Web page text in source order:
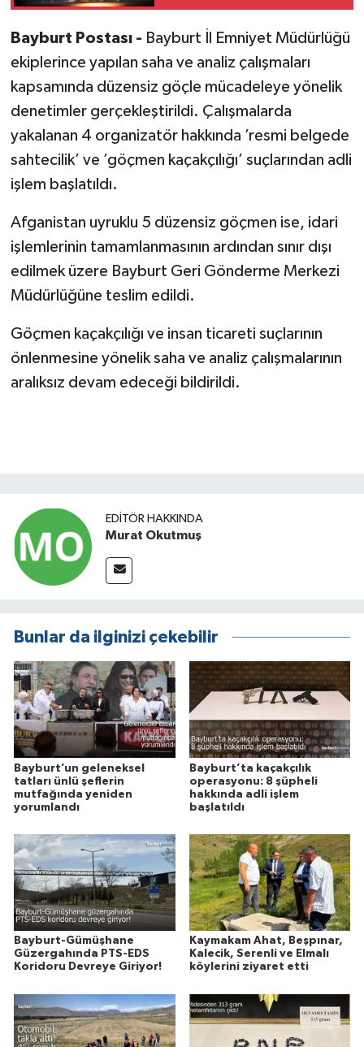
Operasyonu
Bayburt Postası - Bayburt İl Emniyet Müdürlüğü
ekiplerince yapılan saha ve analiz çalışmaları
kapsamında düzensiz göçle mücadeleye yönelik
denetimler gerçekleştirildi. Çalışmalarda
yakalanan 4 organizatör hakkında ’resmi belgede
sahtecilik’ ve ’göçmen kaçakçılığı’ suçlarından adli
işlem başlatıldı.
Afganistan uyruklu 5 düzensiz göçmen ise, idari
işlemlerinin tamamlanmasının ardından sınır dışı
edilmek üzere Bayburt Geri Gönderme Merkezi
Müdürlüğüne teslim edildi.
Göçmen kaçakçılığı ve insan ticareti suçlarının
önlenmesine yönelik saha ve analiz çalışmalarının
aralıksız devam edeceği bildirildi.
EDITÖR HAKKINDA
Murat Okutmuş
Bunlar da ilginizi çekebilir
Bayburt’un geleneksel
tatları ünlü şeflerin
mutfağında yeniden
yorumlandı
Bayburt’ta kaçakçılık
operasyonu: 8 şüpheli
hakkında adli işlem
başlatıldı
Bayburt-Gümüşhane
Güzergahında PTS-EDS
Koridoru Devreye Giriyor!
Kaymakam Ahat, Beşpınar,
Kalecik, Serenli ve Elmalı
köylerini ziyaret etti